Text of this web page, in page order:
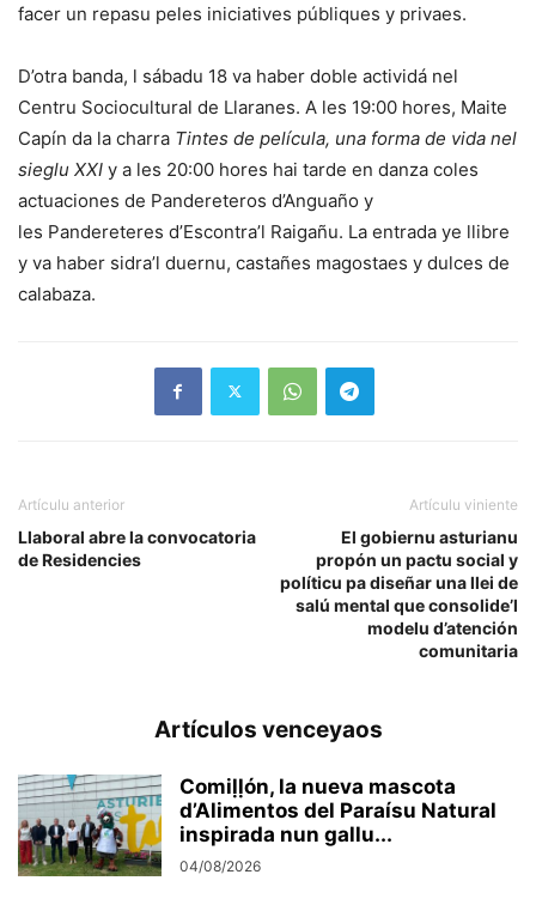
facer un repasu peles iniciatives públiques y privaes.
D’otra banda, l sábadu 18 va haber doble actividá nel
Centru Sociocultural de Llaranes. A les 19:00 hores, Maite
Capín da la charra Tintes de película, una forma de vida nel
sieglu XXI y a les 20:00 hores hai tarde en danza coles
actuaciones de Pandereteros d’Anguaño y
les Pandereteres d’Escontra’l Raigañu. La entrada ye llibre
y va haber sidra’l duernu, castañes magostaes y dulces de
calabaza.
Artículu anterior
Llaboral abre la convocatoria
de Residencies
Artículu viniente
El gobiernu asturianu
propón un pactu social y
políticu pa diseñar una llei de
salú mental que consolide’l
modelu d’atención
comunitaria
Artículos venceyaos
Comiḷḷón, la nueva mascota
d’Alimentos del Paraísu Natural
inspirada nun gallu...
04/08/2026